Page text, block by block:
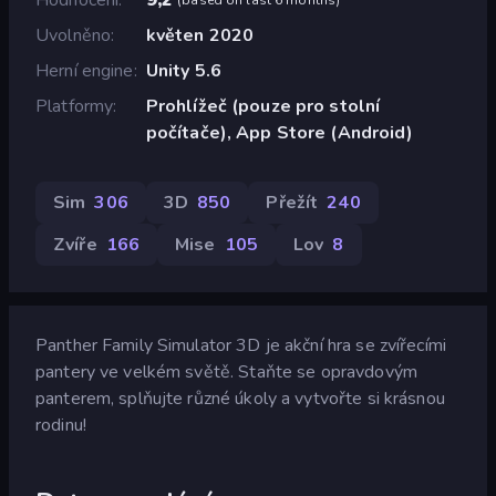
Uvolněno
květen 2020
Herní engine
Unity 5.6
Platformy
Prohlížeč (pouze pro stolní
počítače), App Store (Android)
Sim 306 3D 850 Přežít 240
Zvíře 166 Mise 105 Lov 8
Panther Family Simulator 3D je akční hra se zvířecími
pantery ve velkém světě. Staňte se opravdovým
panterem, splňujte různé úkoly a vytvořte si krásnou
rodinu!